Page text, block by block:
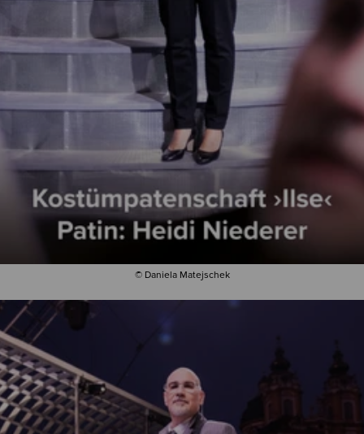
© Daniela Matejschek